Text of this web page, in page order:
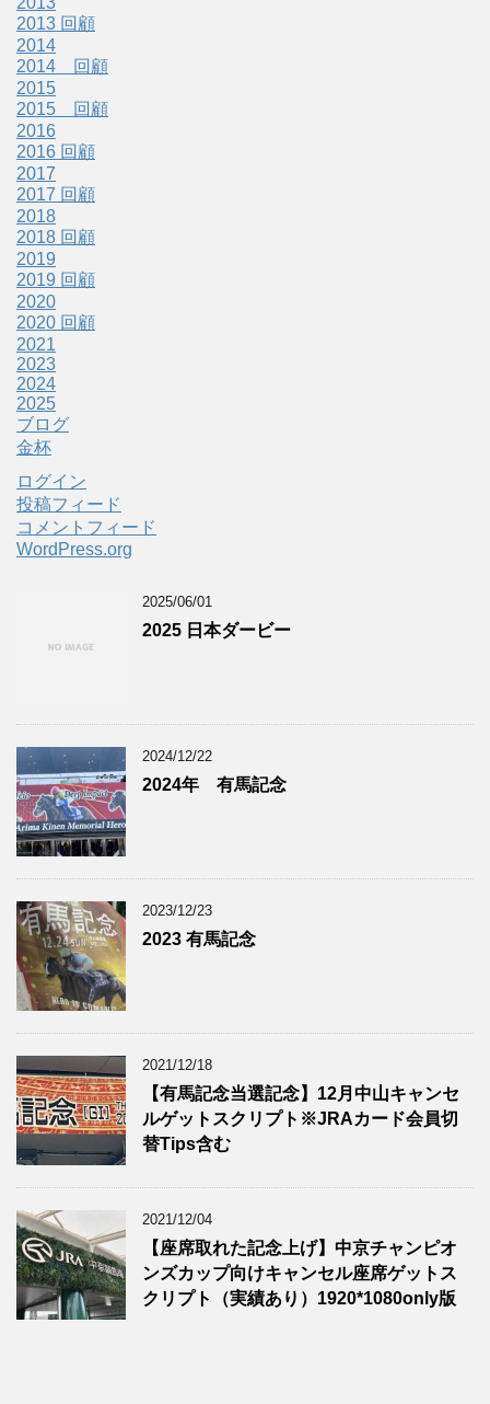
2013 回顧
2014
2014 回顧
2015
2015 回顧
2016
2016 回顧
2017
2017 回顧
2018
2018 回顧
2019
2019 回顧
2020
2020 回顧
2021
2023
2024
2025
ブログ
金杯
ログイン
投稿フィード
コメントフィード
WordPress.org
2025/06/01
2025 日本ダービー
2024/12/22
2024年 有馬記念
2023/12/23
2023 有馬記念
2021/12/18
【有馬記念当選記念】12月中山キャンセ
ルゲットスクリプト※JRAカード会員切
替Tips含む
2021/12/04
【座席取れた記念上げ】中京チャンピオ
ンズカップ向けキャンセル座席ゲットス
クリプト（実績あり）1920*1080only版